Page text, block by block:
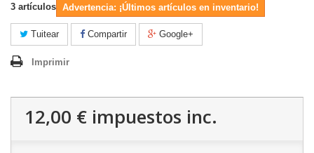
3 artículos Advertencia: ¡Últimos artículos en inventario!
Tuitear Compartir Google+
Imprimir
12,00 € impuestos inc.